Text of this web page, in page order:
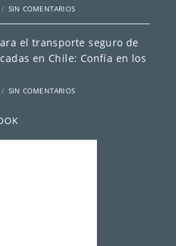
/ SIN COMENTARIOS
el transporte seguro de
en Chile: Confía en los
/ SIN COMENTARIOS